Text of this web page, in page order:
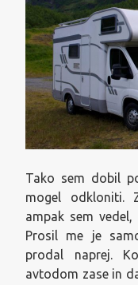
Tako sem dobil
mogel odkloniti.
ampak sem
Prosil me je
prodal naprej.
avtodom zase in